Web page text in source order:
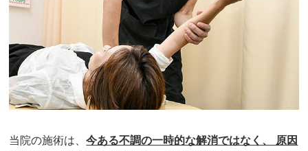
当院の施術は、今ある不調の一時的な解消ではなく、 原因